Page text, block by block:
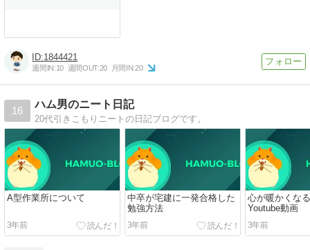
1844421
週間IN:10 週間OUT:20 月間IN:20
16
ハム男のニート日記
20代引きこもりニートの日記ブログです。
A型作業所について
3年前
中卒が宅建に一発合格した
勉強方法
3年前
心が暖かくな
Youtube動画
3年前